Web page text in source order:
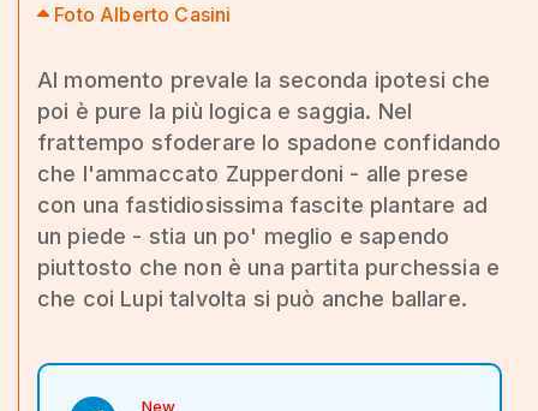
Foto Alberto Casini
Al momento prevale la seconda ipotesi che
poi è pure la più logica e saggia. Nel
frattempo sfoderare lo spadone confidando
che l'ammaccato Zupperdoni - alle prese
con una fastidiosissima fascite plantare ad
un piede - stia un po' meglio e sapendo
piuttosto che non è una partita purchessia e
che coi Lupi talvolta si può anche ballare.
New